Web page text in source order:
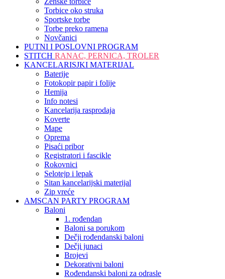
Torbice oko struka
Sportske torbe
Torbe preko ramena
Novčanici
PUTNI I POSLOVNI PROGRAM
STITCH RANAC, PERNICA, TROLER
KANCELARISJKI MATERIJAL
Baterije
Fotokopir papir i folije
Hemija
Info notesi
Kancelarija rasprodaja
Koverte
Mape
Oprema
Pisaći pribor
Registratori i fascikle
Rokovnici
Selotejp i lepak
Sitan kancelarijski materijal
Zip vreće
AMSCAN PARTY PROGRAM
Baloni
1. rođendan
Baloni sa porukom
Dečji rođendanski baloni
Dečji junaci
Brojevi
Dekorativni baloni
Rođendanski baloni za odrasle